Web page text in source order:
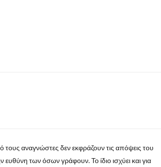
τους αναγνώστες δεν εκφράζουν τις απόψεις του
ευθύνη των όσων γράφουν. Το ίδιο ισχύει και για